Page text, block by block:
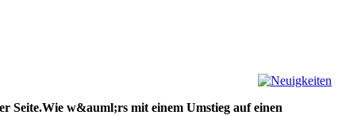
Seite.Wie w&auml;rs mit einem Umstieg auf einen